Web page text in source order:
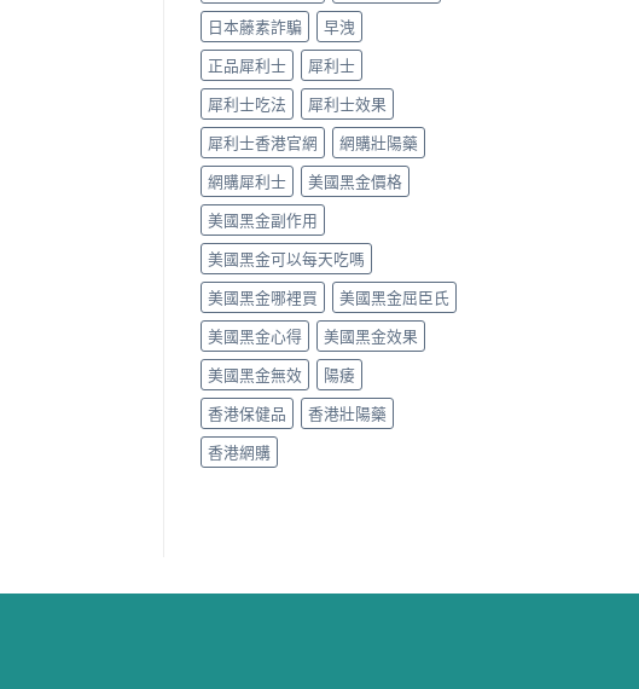
日本藤素詐騙
早洩
正品犀利士
犀利士
犀利士吃法
犀利士效果
犀利士香港官網
網購壯陽藥
網購犀利士
美國黑金價格
美國黑金副作用
美國黑金可以每天吃嗎
美國黑金哪裡買
美國黑金屈臣氏
美國黑金心得
美國黑金效果
美國黑金無效
陽痿
香港保健品
香港壯陽藥
香港網購